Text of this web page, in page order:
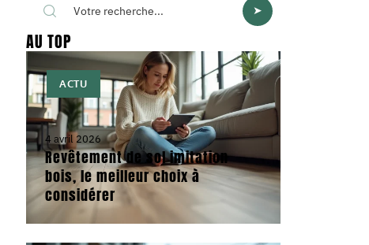
AU TOP
ACTU
4 avril 2026
Revêtement de sol imitation
bois, le meilleur choix à
considérer